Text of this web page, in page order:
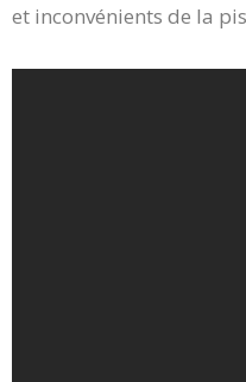
et inconvénients de la